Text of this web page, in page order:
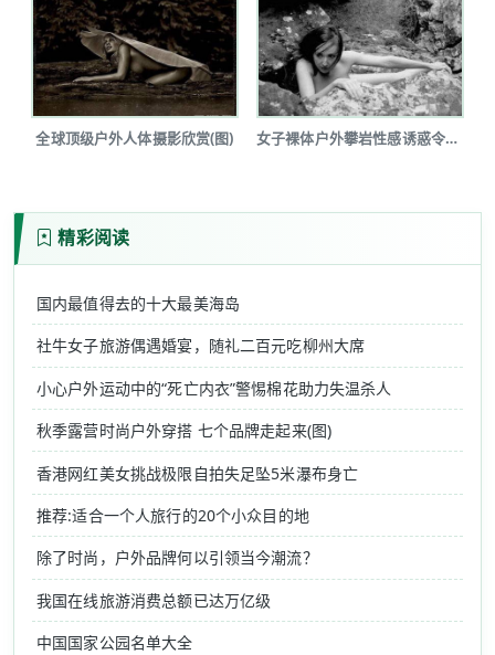
全球顶级户外人体摄影欣赏(图) 女子裸体户外攀岩性感诱惑令人瞠目(图...
精彩阅读
国内最值得去的十大最美海岛
社牛女子旅游偶遇婚宴，随礼二百元吃柳州大席
小心户外运动中的“死亡内衣”警惕棉花助力失温杀人
秋季露营时尚户外穿搭 七个品牌走起来(图)
香港网红美女挑战极限自拍失足坠5米瀑布身亡
推荐:适合一个人旅行的20个小众目的地
除了时尚，户外品牌何以引领当今潮流？
我国在线旅游消费总额已达万亿级
中国国家公园名单大全